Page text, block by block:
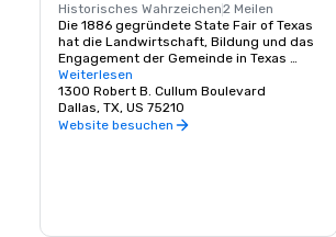
Historisches Wahrzeichen2 Meilen
Die 1886 gegründete State Fair of Texas
hat die Landwirtschaft, Bildung und das
Engagement der Gemeinde in Texas
durch hochwertige Unterhaltung in einer
familienfreundlichen Umgebung
gefördert. An aufeinanderfolgenden
Tagen ist die State Fair of Texas die am
Weiterlesen
1300 Robert B. Cullum Boulevard
Dallas, TX, US 75210
Website besuchen